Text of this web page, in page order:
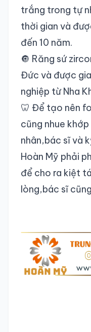
trắng trong tự
thời gian và
đến 10 năm.
🔘 Răng sứ
Đức và được
nghiệp từ Nha
🦷 Để tạo nên
cũng nhue
nhân,bác sĩ và
Hoàn Mỹ phải
để cho ra kiệt
lòng,bác sĩ